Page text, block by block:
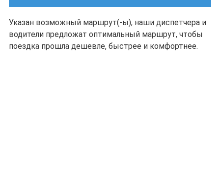
Указан возможный маршрут(-ы), наши диспетчера и
водители предложат оптимальный маршрут, чтобы
поездка прошла дешевле, быстрее и комфортнее.